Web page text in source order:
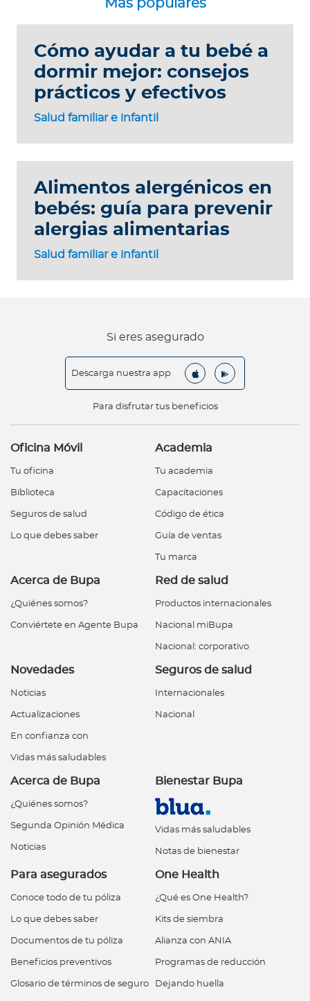
Salud familiar e infantil
Cómo ayudar a tu bebé a
dormir mejor: consejos
prácticos y efectivos
Salud familiar e infantil
Alimentos alergénicos en
bebés: guía para prevenir
alergias alimentarias
Si eres asegurado
Descarga nuestra app
Para disfrutar tus beneficios
Oficina Móvil
Tu oficina
Biblioteca
Seguros de salud
Lo que debes saber
Academia
Tu academia
Capacitaciones
Código de ética
Guía de ventas
Tu marca
Acerca de Bupa
¿Quiénes somos?
Conviértete en Agente Bupa
Red de salud
Productos internacionales
Nacional miBupa
Nacional: corporativo
Novedades
Noticias
Actualizaciones
En confianza con
Vidas más saludables
Seguros de salud
Internacionales
Nacional
Acerca de Bupa
¿Quiénes somos?
Segunda Opinión Médica
Noticias
Bienestar Bupa
Vidas más saludables
Notas de bienestar
Para asegurados
Conoce todo de tu póliza
Lo que debes saber
Documentos de tu póliza
Beneficios preventivos
Glosario de términos de seguro
One Health
¿Qué es One Health?
Kits de siembra
Alianza con ANIA
Programas de reducción
Dejando huella